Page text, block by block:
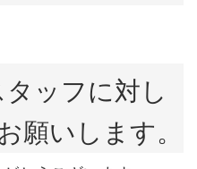
ッフに対し
願いします。